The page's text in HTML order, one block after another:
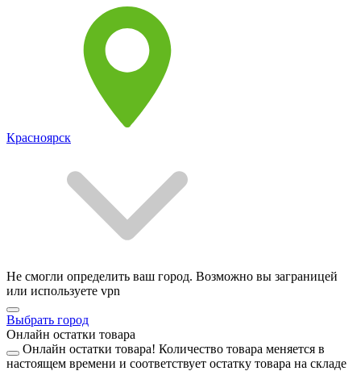
Красноярск
Не смогли определить ваш город. Возможно вы заграницей
или используете vpn
Выбрать город
Онлайн остатки товара
Онлайн остатки товара! Количество товара меняется в
настоящем времени и соответствует остатку товара на складе